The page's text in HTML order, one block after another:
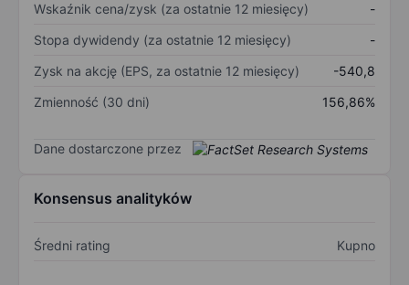
Wskaźnik cena/zysk (za ostatnie 12 miesięcy)
-
Stopa dywidendy (za ostatnie 12 miesięcy)
-
Zysk na akcję (EPS, za ostatnie 12 miesięcy)
-540,8
Zmienność (30 dni)
156,86%
Dane dostarczone przez
Konsensus analityków
Średni rating Kupno